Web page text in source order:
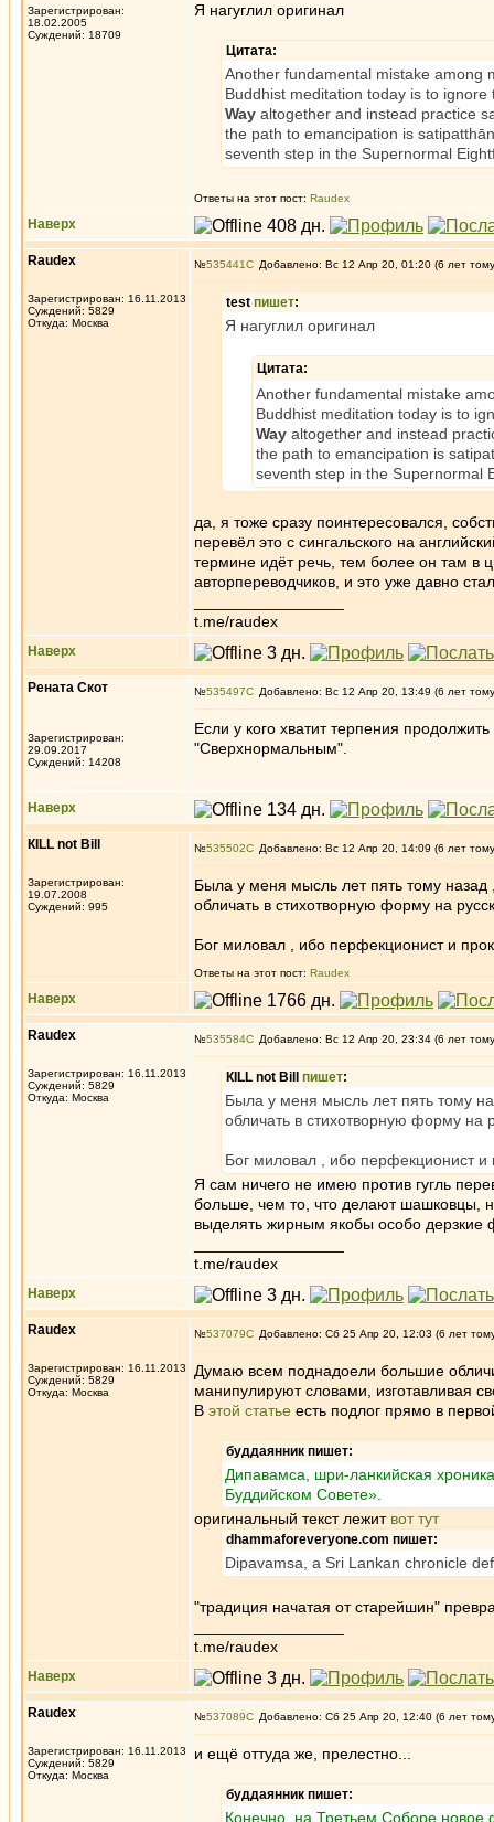
Зарегистрирован:
18.02.2005
Суждений: 18709
Я нагуглил оригинал
Цитата:
Another fundamental mistake among
Buddhist meditation today is to
Way altogether and instead practice
the path to emancipation is
seventh step in the Supernormal
Ответы на этот пост: Raudex
Наверх
Raudex
Зарегистрирован: 16.11.2013
Суждений: 5829
Откуда: Москва
№535441 Добавлено: Вс 12 Апр 20, 01:20 (6 лет
test пишет:
Я нагуглил оригинал
Цитата:
Another fundamental mistake
Buddhist meditation today is to
Way altogether and instead
the path to emancipation is
seventh step in the Supernormal
да, я тоже сразу поинтересовался,
перевёл это с сингальского на
термине идёт речь, тем более он там в
авторпереводчиков, и это уже давно
t.me/raudex
Наверх
Рената Скот
Зарегистрирован:
29.09.2017
Суждений: 14208
№535497 Добавлено: Вс 12 Апр 20, 13:49 (6 лет
Если у кого хватит терпения
"Сверхнормальным".
Наверх
КILL not Вill
Зарегистрирован:
19.07.2008
Суждений: 995
№535502 Добавлено: Вс 12 Апр 20, 14:09 (6 лет
Была у меня мысль лет пять тому назад ,
обличать в стихотворную форму на
Бог миловал , ибо перфекционист и
Ответы на этот пост: Raudex
Наверх
Raudex
Зарегистрирован: 16.11.2013
Суждений: 5829
Откуда: Москва
№535584 Добавлено: Вс 12 Апр 20, 23:34 (6 лет
КILL not Вill пишет:
Была у меня мысль лет пять тому
обличать в стихотворную форму на
Бог миловал , ибо перфекционист и
Я сам ничего не имею против гугль
больше, чем то, что делают шашковцы,
выделять жирным якобы особо дерзкие
t.me/raudex
Наверх
Raudex
Зарегистрирован: 16.11.2013
Суждений: 5829
Откуда: Москва
№537079 Добавлено: Сб 25 Апр 20, 12:03 (6 лет
Думаю всем поднадоели большие
манипулируют словами, изготавливая
В этой статье есть подлог прямо в
буддаянник пишет:
Дипавамса, шри-ланкийская
Буддийском Совете».
оригинальный текст лежит вот тут
dhammaforeveryone.com пишет:
Dipavamsa, a Sri Lankan chronicle
"традиция начатая от старейшин"
t.me/raudex
Наверх
Raudex
Зарегистрирован: 16.11.2013
Суждений: 5829
Откуда: Москва
№537089 Добавлено: Сб 25 Апр 20, 12:40 (6 лет
и ещё оттуда же, прелестно...
буддаянник пишет:
Конечно, на Третьем Соборе